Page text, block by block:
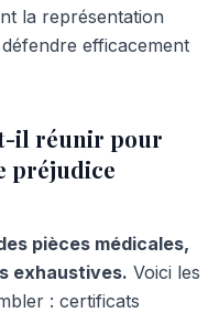
la représentation
efficacement
il réunir pour
préjudice
pièces médicales,
exhaustives. Voici les
: certificats